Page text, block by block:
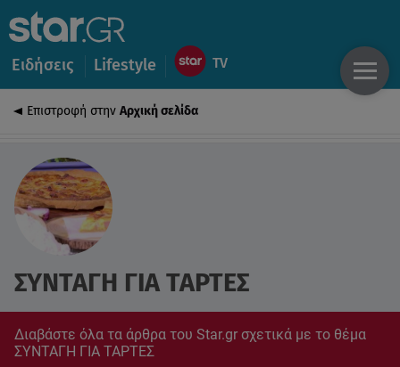
Ειδήσεις Lifestyle
Επιστροφή στην Αρχική σελίδα
ΣΥΝΤΑΓΗ ΓΙΑ ΤΑΡΤΕΣ
Διαβάστε όλα τα άρθρα του Star.gr σχετικά με το θέμα
ΣΥΝΤΑΓΗ ΓΙΑ ΤΑΡΤΕΣ